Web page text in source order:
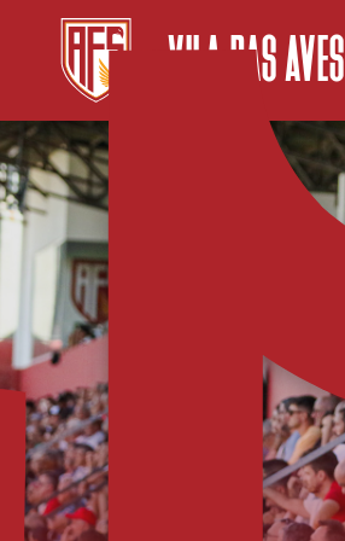
VILA DAS AVES